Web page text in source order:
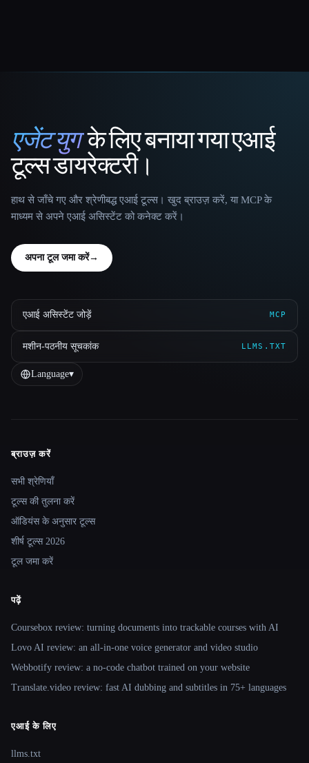
That AI Collection
एजेंट युगके लिए बनाया गया एआई
टूल्स डायरेक्टरी।
हाथ से जाँचे गए और श्रेणीबद्ध एआई टूल्स। खुद ब्राउज़ करें, या MCP के
माध्यम से अपने एआई असिस्टेंट को कनेक्ट करें।
अपना टूल जमा करें→
एआई असिस्टेंट जोड़ें MCP
मशीन-पठनीय सूचकांक LLMS.TXT
Language▾
Site navigation
ब्राउज़ करें
सभी श्रेणियाँ
टूल्स की तुलना करें
ऑडियंस के अनुसार टूल्स
शीर्ष टूल्स 2026
टूल जमा करें
पढ़ें
Coursebox review: turning documents into trackable courses with AI
Lovo AI review: an all-in-one voice generator and video studio
Webbotify review: a no-code chatbot trained on your website
Translate.video review: fast AI dubbing and subtitles in 75+ languages
एआई के लिए
llms.txt